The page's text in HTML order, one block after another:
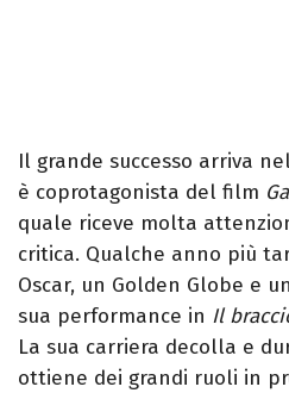
Il grande successo arriva
è coprotagonista del film
quale riceve molta
critica. Qualche anno più
Oscar, un Golden Globe e
sua performance in Il
La sua carriera decolla e
ottiene dei grandi ruoli in